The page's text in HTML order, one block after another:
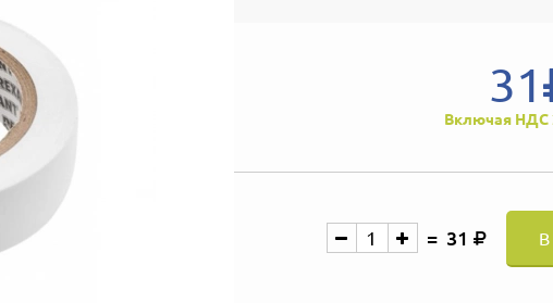
31
Включая НДС
31 В